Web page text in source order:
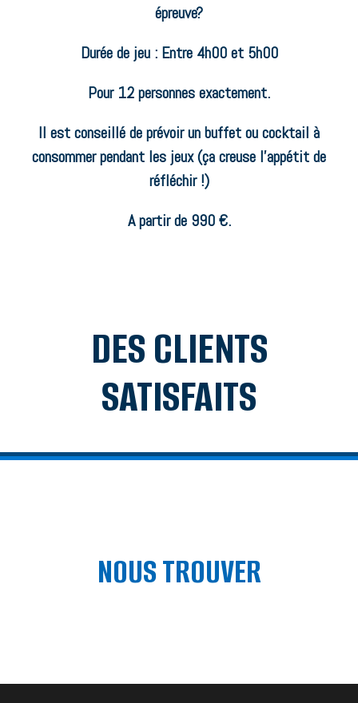
épreuve?
Durée de jeu : Entre 4h00 et 5h00
Pour 12 personnes exactement.
Il est conseillé de prévoir un buffet ou cocktail à
consommer pendant les jeux (ça creuse l’appétit de
réfléchir !)
A partir de 990 €.
DES CLIENTS
SATISFAITS
NOUS TROUVER